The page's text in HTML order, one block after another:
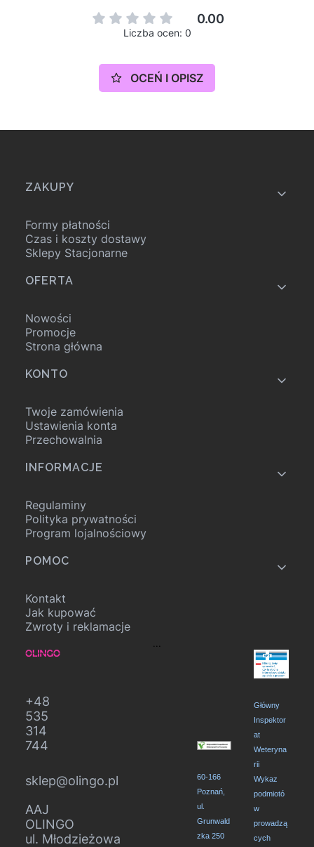
0.00
Liczba ocen: 0
OCEŃ I OPISZ
Linki w stopce
ZAKUPY
Formy płatności
Czas i koszty dostawy
Sklepy Stacjonarne
OFERTA
Nowości
Promocje
Strona główna
KONTO
Twoje zamówienia
Ustawienia konta
Przechowalnia
INFORMACJE
Regulaminy
Polityka prywatności
Program lojalnościowy
POMOC
Kontakt
Jak kupować
Zwroty i reklamacje
...
+48
535
314
744
sklep@olingo.pl
AAJ
OLINGO
ul. Młodzieżowa
60-166
Poznań,
ul.
Grunwald
zka 250
Główny
Inspektor
at
Weteryna
rii
Wykaz
podmiotó
w
prowadzą
cych